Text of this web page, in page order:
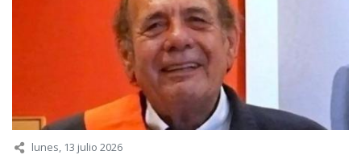
lunes, 13 julio 2026